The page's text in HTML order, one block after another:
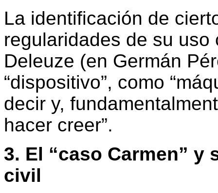
La identificación de
regularidades de su
Deleuze (en Germán
“dispositivo”, como
decir y,
hacer creer”.
3. El “caso Carmen”
civil